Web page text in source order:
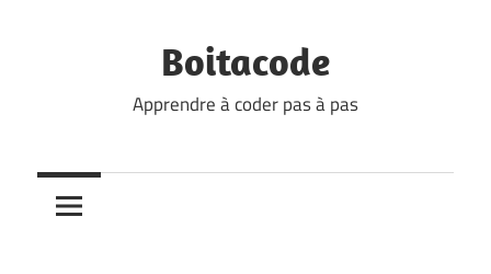
Boitacode
Apprendre à coder pas à pas